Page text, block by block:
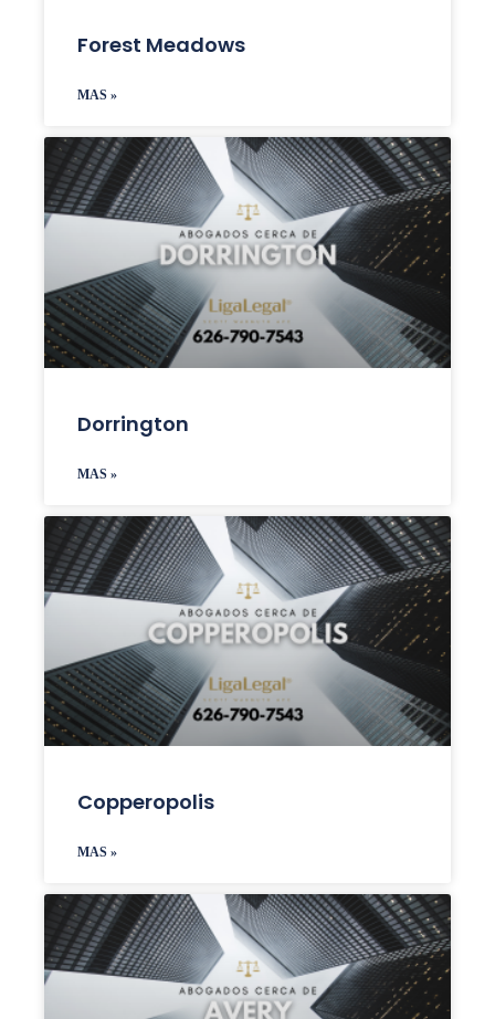
Forest Meadows
MAS »
Dorrington
MAS »
Copperopolis
MAS »